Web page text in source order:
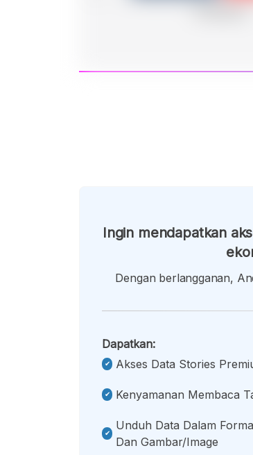
Ingin mendapatkan
Dengan berlangganan,
Dapatkan:
Akses Data Stories
Kenyamanan Membaca
Unduh Data Dalam
Dan Gambar/image